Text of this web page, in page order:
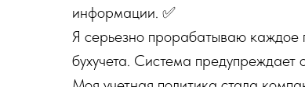
информации. ✅
Я серьезно прорабатываю каждое
бухучета. Система